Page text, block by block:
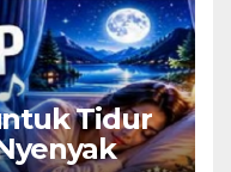
Tidur